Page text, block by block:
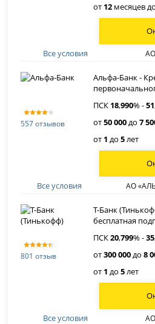
от 12 месяцев
Все условия
557 отзывов
Альфа-Банк -
ПСК 18,990% -51
от50 000до7
от 1 до5лет
Все условия АО
801 отзыв
Т-Банк
бесплатная
ПСК20,799% -35
от300 000до8
от 1 до5лет
Все условия